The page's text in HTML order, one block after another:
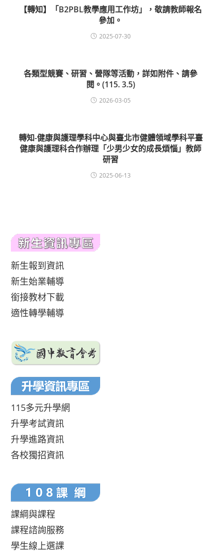
【轉知】「B2PBL教學應用工作坊」，敬請教師報名
參加。
2025-07-30
各類型競賽、研習、營隊等活動，詳如附件、請參
閱。(115. 3.5)
2026-03-05
轉知-健康與護理學科中心與臺北市健體領域學科平臺
健康與護理科合作辦理「少男少女的成長煩惱」教師
研習
2025-06-13
新生報到資訊
新生始業輔導
銜接教材下載
適性轉學輔導
115多元升學網
升學考試資訊
升學進路資訊
各校獨招資訊
課綱與課程
課程諮詢服務
學生線上選課